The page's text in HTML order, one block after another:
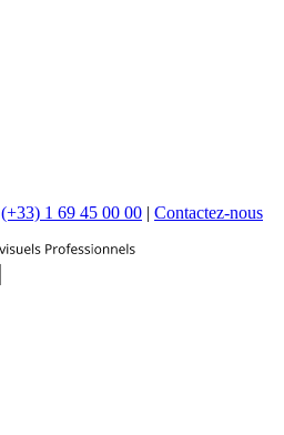
(+33) 1 69 45 00 00 | Contactez-nous